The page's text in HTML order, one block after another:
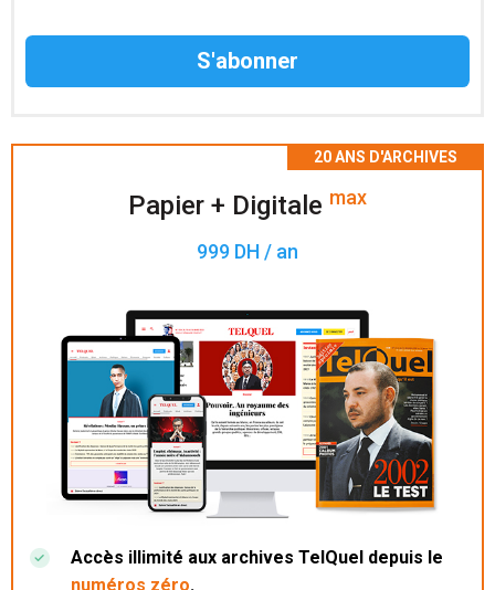
Papier + Digitale max
999 DH / an
Accès illimité aux archives TelQuel depuis le
numéros zéro.